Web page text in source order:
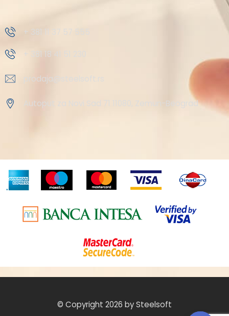
+ 381 11 37 57 555
+ 381 18 41 51 230
prodaja@steelsoft.rs
Autoput za Novi Sad 71 11080, Zemun-Beograd
© Copyright 2026 by Steelsoft